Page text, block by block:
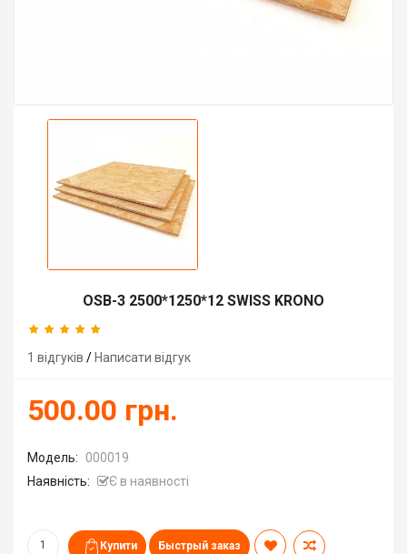
OSB-3 2500*1250*12 SWISS KRONO
1 відгуків / Написати відгук
500.00 грн.
Модель:
000019
Наявність:
Є в наявності
Быстрый заказ